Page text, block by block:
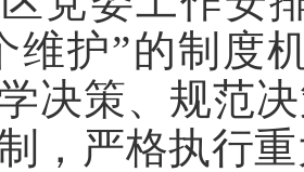
维护”的制度
决策、规范
，严格执行